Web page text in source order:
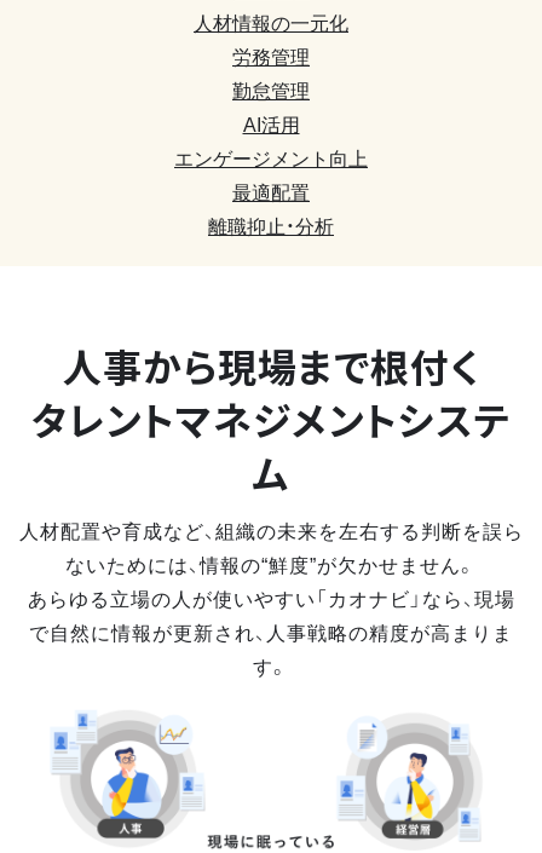
人材情報の一元化
労務管理
勤怠管理
AI活用
エンゲージメント向上
最適配置
離職抑止・分析
人事から現場まで根付く
タレントマネジメントシステ
ム
人材配置や育成など、組織の未来を左右する判断を誤ら
ないためには、情報の“鮮度”が欠かせません。
あらゆる立場の人が使いやすい「カオナビ」なら、現場
で自然に情報が更新され、人事戦略の精度が高まりま
す。